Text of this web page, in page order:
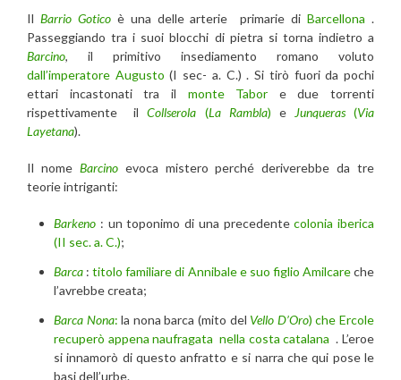
Il Barrio Goticoè una delle arterie primarie diBarcellona .
Passeggiando tra i suoi blocchi di pietra si torna indietro a
Barcino, il primitivo insediamento romano voluto
dall’imperatore Augusto (I sec- a. C.) . Si tirò fuori da pochi
ettari incastonati tra il monte Tabor e due torrenti
rispettivamente ilCollserola (La Rambla) e Junqueras(Via
Layetana).
Il nome Barcinoevoca mistero perché deriverebbe da tre
teorie intriganti:
Barkeno : un toponimo di una precedentecolonia iberica
(II sec. a. C.);
Barca :titolo familiare di Annibale e suo figlio Amilcareche
l’avrebbe creata;
Barca Nona: la nona barca (mito del Vello D’Oro) che Ercole
recuperò appena naufragata nella costa catalana . L’eroe
si innamorò di questo anfratto e si narra che qui pose le
basi dell’urbe.